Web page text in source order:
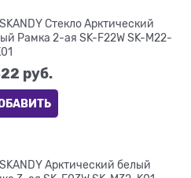
SKANDY Стекло Арктический
Рамка 2-ая SK-F22W SK-M22-
руб.
SKANDY Арктический белый